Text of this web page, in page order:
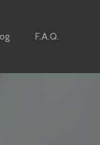
F.A.Q.